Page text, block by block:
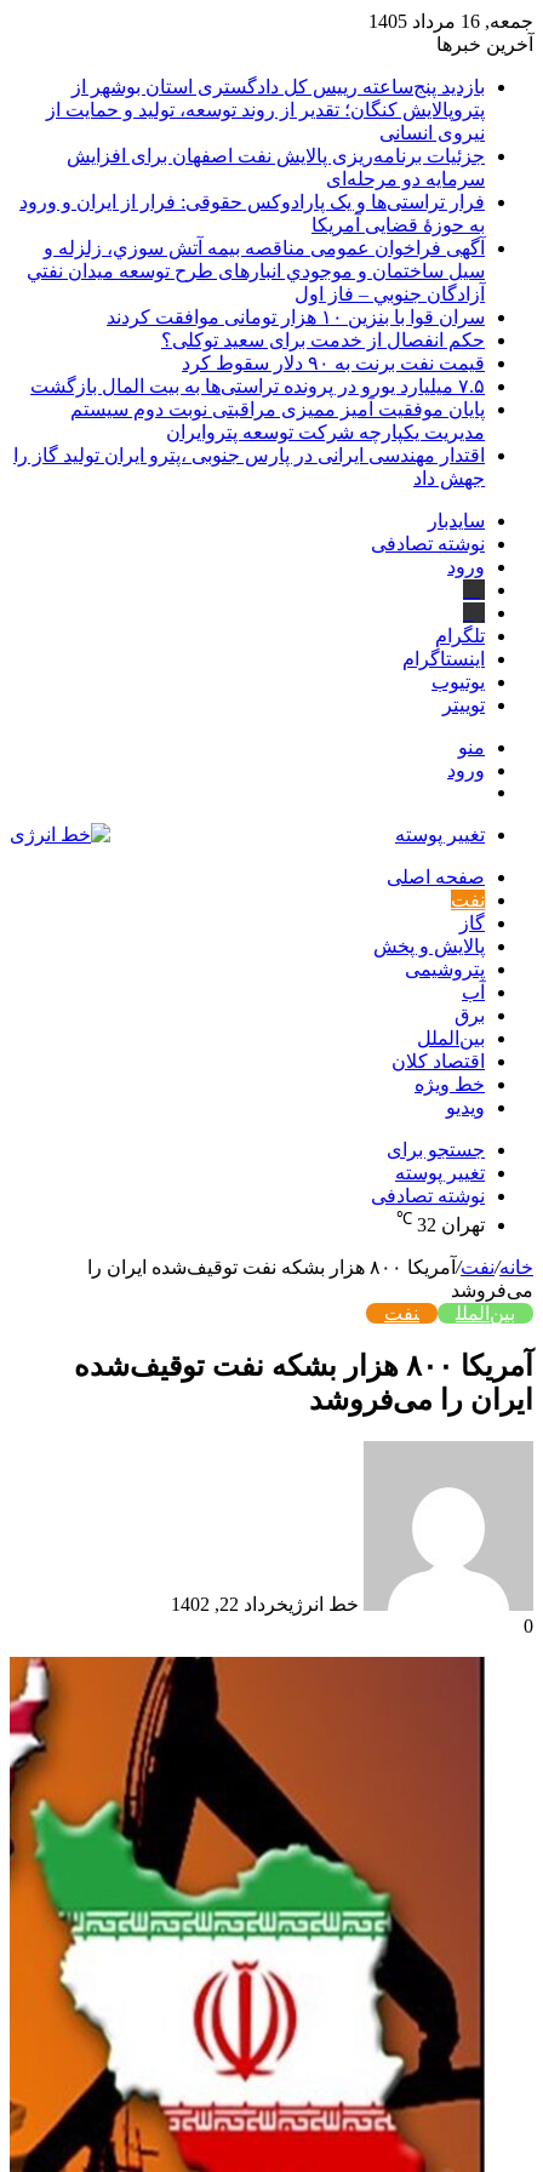
جمعه, 16 مرداد 1405
آخرین خبرها
بازدید پنج‌ساعته رییس کل دادگستری استان بوشهر از
پتروپالایش کنگان؛ تقدیر از روند توسعه، تولید و حمایت از
نیروی انسانی
جزئیات برنامه‌ریزی پالایش نفت اصفهان برای افزایش
سرمایه دو مرحله‌ای
فرار تراستی‌ها و یک پارادوکس حقوقی: فرار از ایران و ورود
به حوزۀ قضایی آمریکا
آگهی فراخوان عمومی مناقصه بيمه آتش سوزي، زلزله و
سیل ساختمان و موجودي انبارهای طرح توسعه ميدان نفتي
آزادگان جنوبي – فاز اول
سران قوا با بنزین ۱۰ هزار تومانی موافقت کردند
حکم انفصال از خدمت برای سعید توکلی؟
قیمت نفت برنت به ۹۰ دلار سقوط کرد
۷.۵ میلیارد یورو در پرونده تراستی‌ها به بیت المال بازگشت
پایان موفقیت آمیز ممیزی مراقبتی نوبت دوم سیستم
مدیریت یکپارچه شرکت توسعه پتروایران
اقتدار مهندسی ایرانی در پارس جنوبی ،پترو ایران تولید گاز را
جهش داد
سایدبار
نوشته تصادفی
ورود
تلگرام
اینستاگرام
یوتیوب
توییتر
منو
ورود
تغییر پوسته
صفحه اصلی
نفت
گاز
پالایش و پخش
پتروشیمی
آب
برق
بین‌الملل
اقتصاد کلان
خط ویژه
ویدیو
جستجو برای
تغییر پوسته
نوشته تصادفی
تهران 32
℃
خانه/نفت/
آمریکا ۸۰۰ هزار بشکه نفت توقیف‌شده ایران را
می‌فروشد
بین‌الملل
نفت
آمریکا ۸۰۰ هزار بشکه نفت توقیف‌شده
ایران را می‌فروشد
خط انرژیخرداد 22, 1402
0